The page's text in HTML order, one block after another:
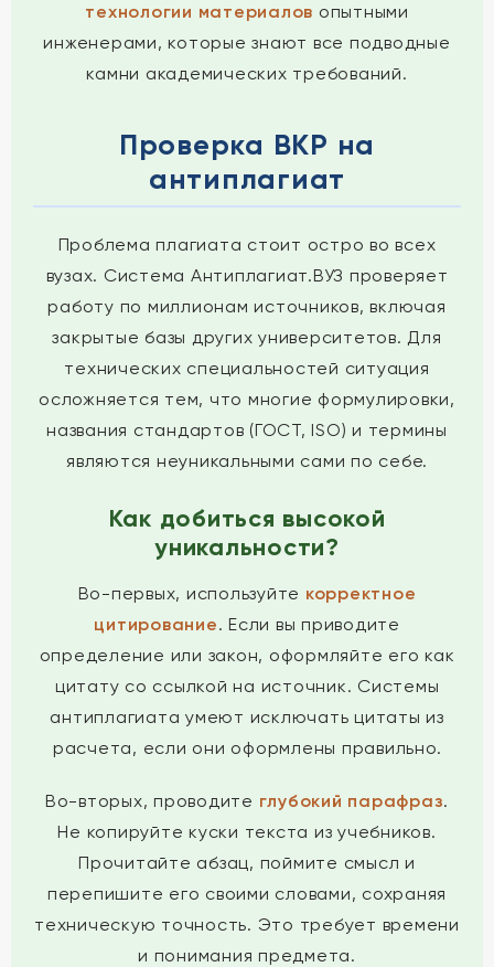
технологии материалов опытными
инженерами, которые знают все подводные
камни академических требований.
Проверка ВКР на
антиплагиат
Проблема плагиата стоит остро во всех
вузах. Система Антиплагиат.ВУЗ проверяет
работу по миллионам источников, включая
закрытые базы других университетов. Для
технических специальностей ситуация
осложняется тем, что многие формулировки,
названия стандартов (ГОСТ, ISO) и термины
являются неуникальными сами по себе.
Как добиться высокой
уникальности?
Во-первых, используйте корректное
цитирование. Если вы приводите
определение или закон, оформляйте его как
цитату со ссылкой на источник. Системы
антиплагиата умеют исключать цитаты из
расчета, если они оформлены правильно.
Во-вторых, проводите глубокий парафраз.
Не копируйте куски текста из учебников.
Прочитайте абзац, поймите смысл и
перепишите его своими словами, сохраняя
техническую точность. Это требует времени
и понимания предмета.